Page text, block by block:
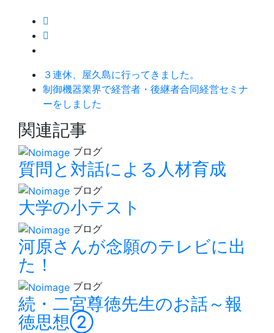
３連休、屋久島に行ってきました。
制御機器業界で経営者・後継者合同経営セミナ
ーをしました
関連記事
ブログ
質問と対話による人材育成
ブログ
大学の小テスト
ブログ
河原さんが念願のテレビに出
た！
ブログ
続・二宮尊徳先生のお話～報
徳思想②